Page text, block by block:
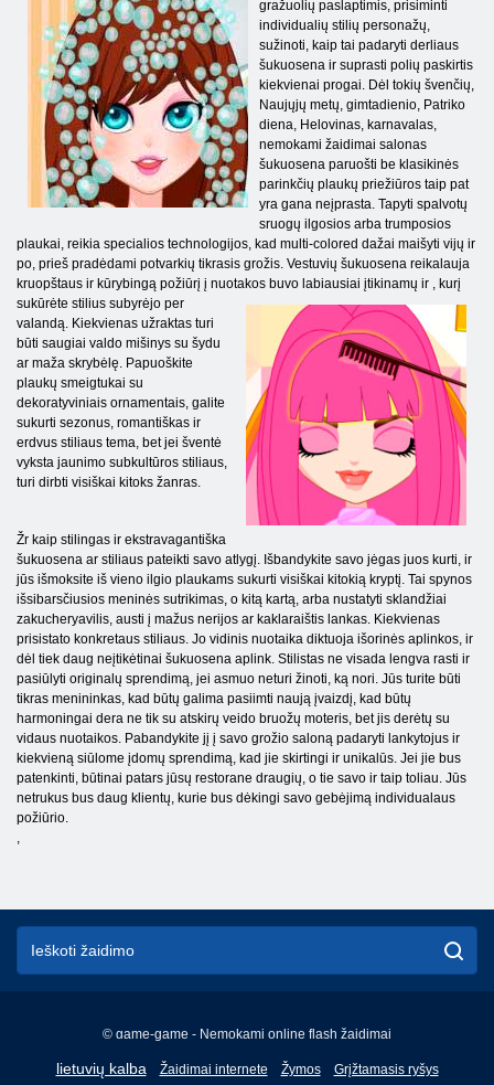
gražuolių paslaptimis, prisiminti
individualių stilių personažų,
sužinoti, kaip tai padaryti derliaus
šukuosena ir suprasti polių paskirtis
kiekvienai progai. Dėl tokių švenčių,
Naujųjų metų, gimtadienio, Patriko
diena, Helovinas, karnavalas,
nemokami žaidimai salonas
šukuosena paruošti be klasikinės
parinkčių plaukų priežiūros taip pat
yra gana neįprasta. Tapyti spalvotų
sruogų ilgosios arba trumposios
plaukai, reikia specialios technologijos, kad multi-colored dažai maišyti vijų ir
po, prieš pradėdami potvarkių tikrasis grožis. Vestuvių šukuosena reikalauja
kruopštaus ir kūrybingą požiūrį į nuotakos buvo labiausiai įtikinamų ir , kurį
sukūrėte stilius subyrėjo per
valandą. Kiekvienas užraktas turi
būti saugiai valdo mišinys su šydu
ar maža skrybėlę. Papuoškite
plaukų smeigtukai su
dekoratyviniais ornamentais, galite
sukurti sezonus, romantiškas ir
erdvus stiliaus tema, bet jei šventė
vyksta jaunimo subkultūros stiliaus,
turi dirbti visiškai kitoks žanras.
Žr kaip stilingas ir ekstravagantiška
šukuosena ar stiliaus pateikti savo atlygį. Išbandykite savo jėgas juos kurti, ir
jūs išmoksite iš vieno ilgio plaukams sukurti visiškai kitokią kryptį. Tai spynos
išsibarsčiusios meninės sutrikimas, o kitą kartą, arba nustatyti sklandžiai
zakucheryavilis, austi į mažus nerijos ar kaklaraištis lankas. Kiekvienas
prisistato konkretaus stiliaus. Jo vidinis nuotaika diktuoja išorinės aplinkos, ir
dėl tiek daug neįtikėtinai šukuosena aplink. Stilistas ne visada lengva rasti ir
pasiūlyti originalų sprendimą, jei asmuo neturi žinoti, ką nori. Jūs turite būti
tikras menininkas, kad būtų galima pasiimti naują įvaizdį, kad būtų
harmoningai dera ne tik su atskirų veido bruožų moteris, bet jis derėtų su
vidaus nuotaikos. Pabandykite jį į savo grožio saloną padaryti lankytojus ir
kiekvieną siūlome įdomų sprendimą, kad jie skirtingi ir unikalūs. Jei jie bus
patenkinti, būtinai patars jūsų restorane draugių, o tie savo ir taip toliau. Jūs
netrukus bus daug klientų, kurie bus dėkingi savo gebėjimą individualaus
požiūrio.
,
© game-game - Nemokami online flash žaidimai
lietuvių kalba
English
Žaidimai internete Žymos Grįžtamasis ryšys